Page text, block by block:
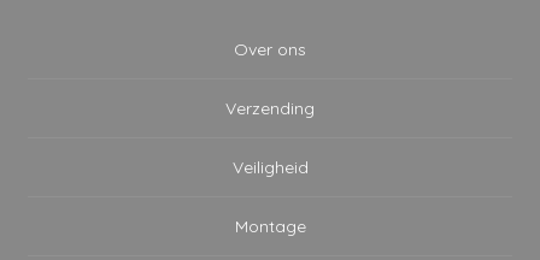
Over ons
Verzending
Veiligheid
Montage